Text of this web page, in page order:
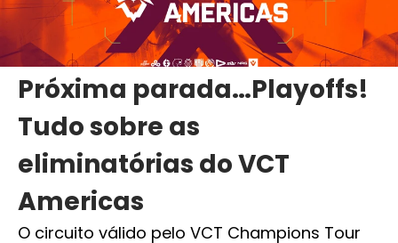
Próxima parada…Playoffs!
Tudo sobre as
eliminatórias do VCT
Americas
O circuito válido pelo VCT Champions Tour